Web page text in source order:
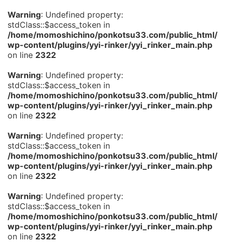
Warning: Undefined property:
stdClass::$access_token in
/home/momoshichino/ponkotsu33.com/public_html/
wp-content/plugins/yyi-rinker/yyi_rinker_main.php
on line 2322
Warning: Undefined property:
stdClass::$access_token in
/home/momoshichino/ponkotsu33.com/public_html/
wp-content/plugins/yyi-rinker/yyi_rinker_main.php
on line 2322
Warning: Undefined property:
stdClass::$access_token in
/home/momoshichino/ponkotsu33.com/public_html/
wp-content/plugins/yyi-rinker/yyi_rinker_main.php
on line 2322
Warning: Undefined property:
stdClass::$access_token in
/home/momoshichino/ponkotsu33.com/public_html/
wp-content/plugins/yyi-rinker/yyi_rinker_main.php
on line 2322